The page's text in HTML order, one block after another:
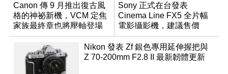
Canon 傳 9 月推出復古風
格的神祕新機，VCM 定焦
家族最終章也將壓軸登場
Sony 正式在台發表
Cinema Line FX5 全片幅
電影攝影機，建議售價
NT$144,980
Nikon 發表 Zf 銀色專用延伸握把與
Z 70-200mm F2.8 II 最新韌體更新